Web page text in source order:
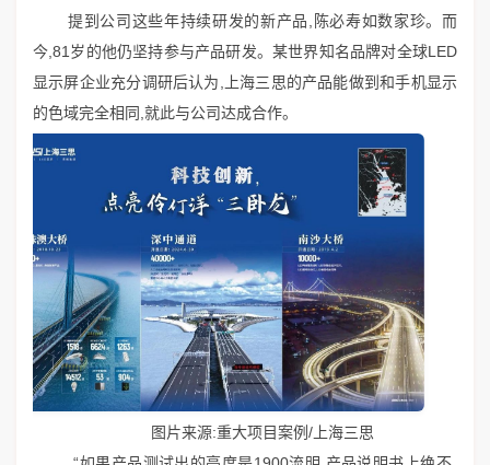
提到公司这些年持续研发的新产品,陈必寿如数家珍。而
今,81岁的他仍坚持参与产品研发。某世界知名品牌对全球LED
显示屏企业充分调研后认为,上海三思的产品能做到和手机显示
的色域完全相同,就此与公司达成合作。
图片来源:重大项目案例/上海三思